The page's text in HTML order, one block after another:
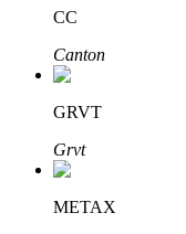
學習理財
CC
Canton
GRVT
Grvt
METAX